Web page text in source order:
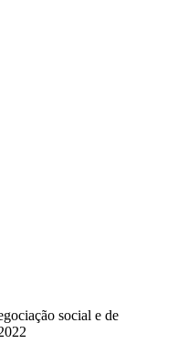
social e de